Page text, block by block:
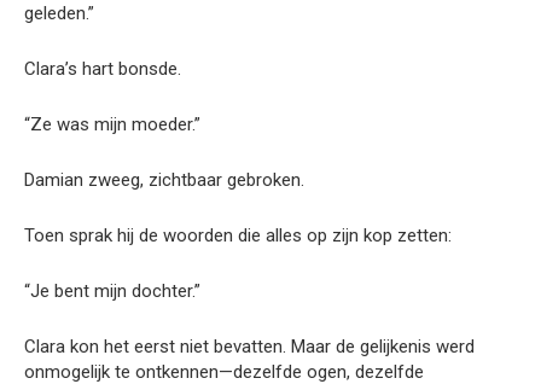
geleden.”
Clara’s hart bonsde.
“Ze was mijn moeder.”
Damian zweeg, zichtbaar gebroken.
Toen sprak hij de woorden die alles op zijn kop zetten:
“Je bent mijn dochter.”
Clara kon het eerst niet bevatten. Maar de gelijkenis werd
onmogelijk te ontkennen—dezelfde ogen, dezelfde